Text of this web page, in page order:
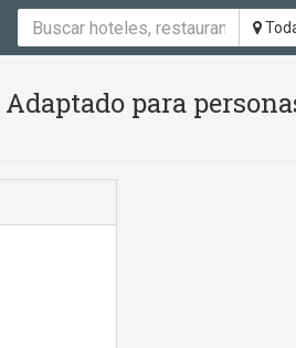
para